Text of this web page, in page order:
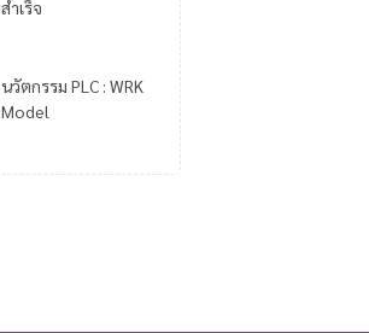
สำเร็จ
นวัตกรรม PLC : WRK
Model